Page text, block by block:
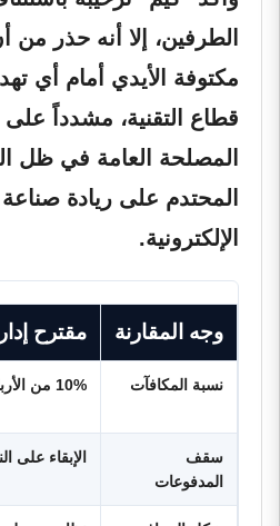
الطرفين، إلا أنه حذر من
مكتوفة الأيدي أمام أي
قطاع التقنية، مشدداً
المصلحة العامة في ظل
المحتدم على ريادة صناعة
الإلكترونية.
وجه المقارنة مقترح
نسبة المكافآت 10% من الأرباح التشغيلية
سقف
المدفوعات
الإبقاء على